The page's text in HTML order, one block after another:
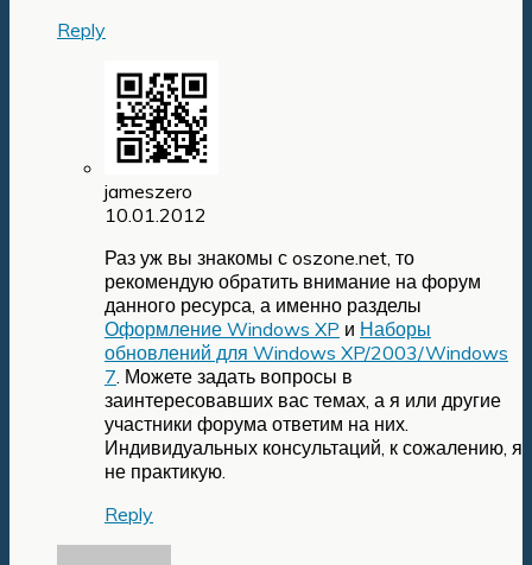
Reply
jameszero
10.01.2012
Раз уж вы знакомы с oszone.net, то
рекомендую обратить внимание на форум
данного ресурса, а именно разделы
Оформление Windows XP и Наборы
обновлений для Windows XP/2003/Windows
7 . Можете задать вопросы в
заинтересовавших вас темах, а я или другие
участники форума ответим на них.
Индивидуальных консультаций, к сожалению, я
не практикую.
Reply